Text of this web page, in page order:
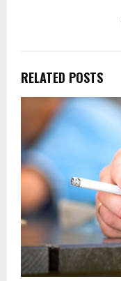
RELATED POSTS